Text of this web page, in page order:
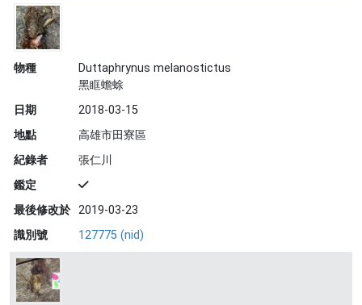
物種
Duttaphrynus melanostictus
黑眶蟾蜍
日期
2018-03-15
地點
高雄市田寮區
紀錄者
張仁川
鑑定
最後修改於 2019-03-23
識別號
127775 (nid)